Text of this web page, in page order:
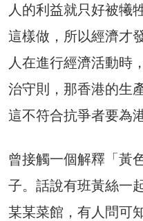
人的利益就只好被犧
這樣做，所以經濟才
人在進行經濟活動時
治守則，那香港的生
這不符合抗爭者要為
曾接觸一個解釋「黃
子。話說有班黃絲一
某某菜館，有人問可